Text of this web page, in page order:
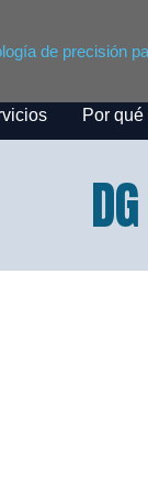
de precisión
Por